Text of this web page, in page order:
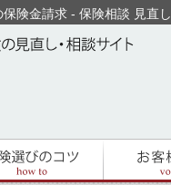
険金請求 - 保険相談 見直